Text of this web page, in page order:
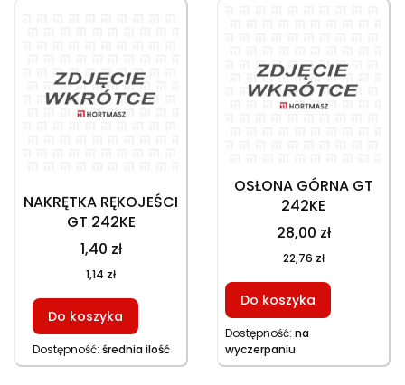
NAKRĘTKA RĘKOJEŚCI
GT 242KE
1,40 zł
1,14 zł
Do koszyka
Dostępność: średnia ilość
OSŁONA GÓRNA GT
242KE
28,00 zł
22,76 zł
Do koszyka
Dostępność: na
wyczerpaniu